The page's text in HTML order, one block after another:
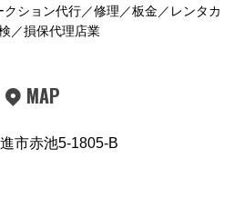
ション代行／修理／板金／レンタカ
／損保代理店業
MAP
市赤池5-1805-B